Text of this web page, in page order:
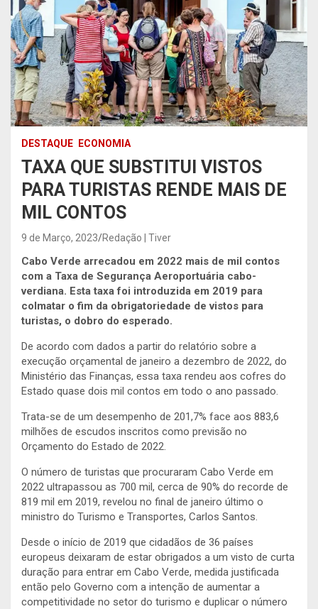
DESTAQUE ECONOMIA
TAXA QUE SUBSTITUI VISTOS
PARA TURISTAS RENDE MAIS DE
MIL CONTOS
9 de Março, 2023 Redação | Tiver
Cabo Verde arrecadou em 2022 mais de mil contos
com a Taxa de Segurança Aeroportuária cabo-
verdiana. Esta taxa foi introduzida em 2019 para
colmatar o fim da obrigatoriedade de vistos para
turistas, o dobro do esperado.
De acordo com dados a partir do relatório sobre a
execução orçamental de janeiro a dezembro de 2022, do
Ministério das Finanças, essa taxa rendeu aos cofres do
Estado quase dois mil contos em todo o ano passado.
Trata-se de um desempenho de 201,7% face aos 883,6
milhões de escudos inscritos como previsão no
Orçamento do Estado de 2022.
O número de turistas que procuraram Cabo Verde em
2022 ultrapassou as 700 mil, cerca de 90% do recorde de
819 mil em 2019, revelou no final de janeiro último o
ministro do Turismo e Transportes, Carlos Santos.
Desde o início de 2019 que cidadãos de 36 países
europeus deixaram de estar obrigados a um visto de curta
duração para entrar em Cabo Verde, medida justificada
então pelo Governo com a intenção de aumentar a
competitividade no setor do turismo e duplicar o número